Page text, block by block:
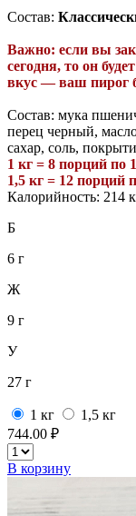
Состав:
Важно: если вы
сегодня, то он
вкус — ваш пирог
Состав: мука
перец черный,
сахар, соль,
1 кг = 8 порций по
1,5 кг = 12 порций
Калорийность: 214
Б
6 г
Ж
9 г
У
27 г
1 кг
1,5 кг
744.00 ₽
В корзину